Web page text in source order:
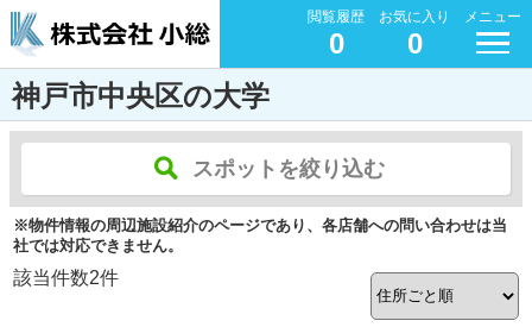
閲覧履歴
0
お気に入り
0
メニュー
神戸市中央区の大学
スポットを絞り込む
※物件情報の周辺施設紹介のページであり、各店舗への問い合わせは当
社では対応できません。
該当件数2件